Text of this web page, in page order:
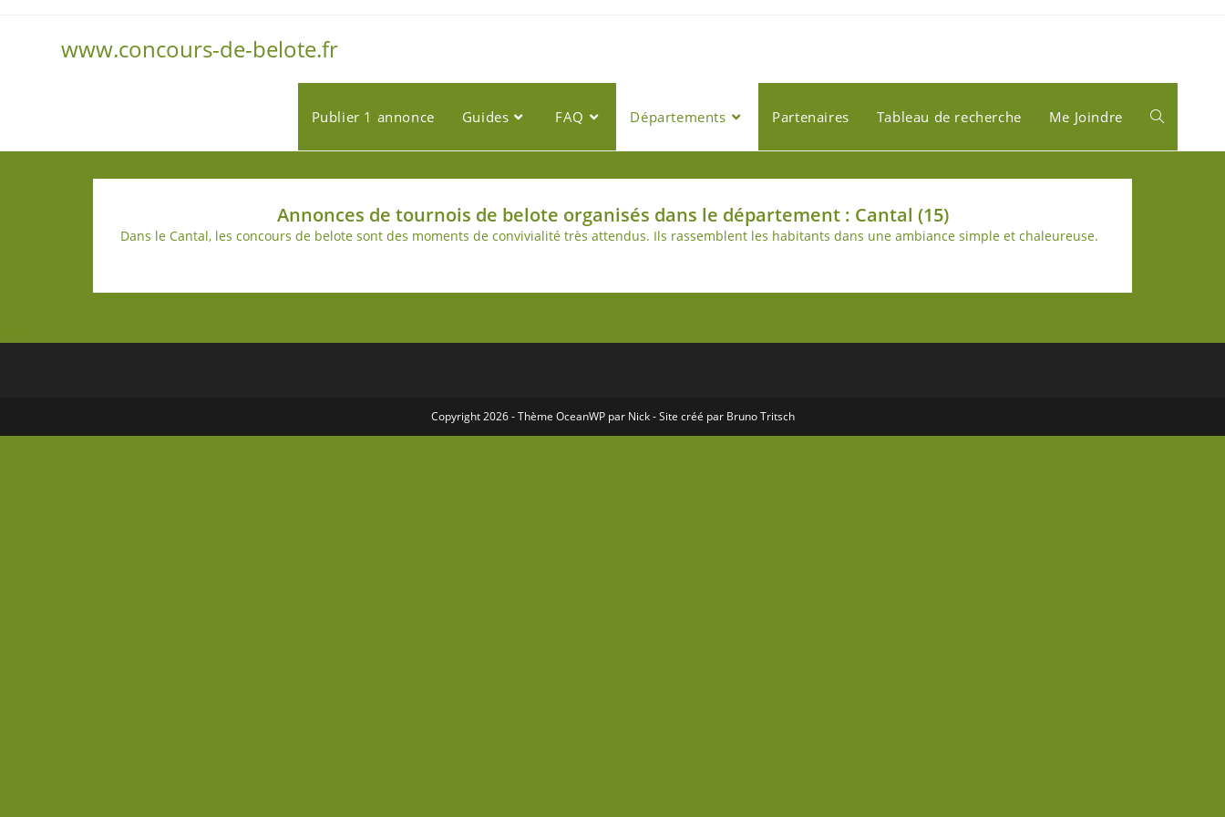
www.concours-de-belote.fr
Publier 1 annonce Guides FAQ Départements Partenaires Tableau de recherche Me Joindre
Annonces de tournois de belote organisés dans le département : Cantal (15)
Dans le Cantal, les concours de belote sont des moments de convivialité très attendus. Ils rassemblent les habitants dans une ambiance simple et chaleureuse.
Copyright 2026 - Thème OceanWPpar Nick - Site créé par Bruno Tritsch